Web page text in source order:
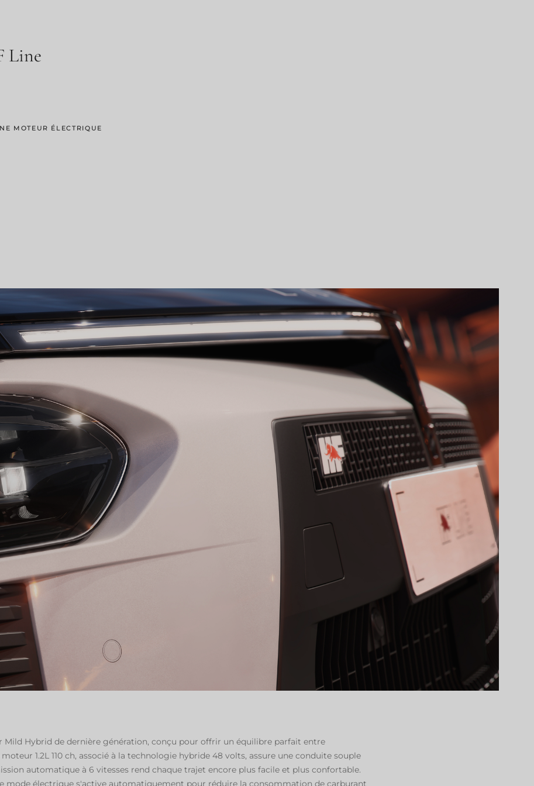
Line
MOTEUR ÉLECTRIQUE
Mild Hybrid de dernière génération, conçu pour offrir un équilibre parfait entre
1.2L 110 ch, associé à la technologie hybride 48 volts, assure une conduite souple
automatique à 6 vitesses rend chaque trajet encore plus facile et plus confortable.
mode électrique s'active automatiquement pour réduire la consommation de carburant